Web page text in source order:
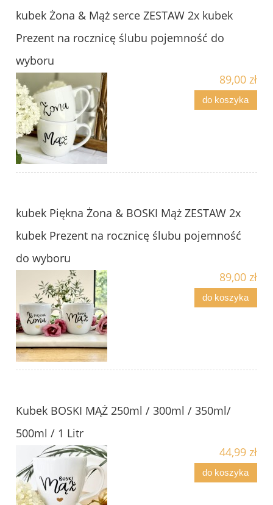
kubek Żona & Mąż serce ZESTAW 2x kubek
Prezent na rocznicę ślubu pojemność do
wyboru
89,00 zł
do koszyka
kubek Piękna Żona & BOSKI Mąż ZESTAW 2x
kubek Prezent na rocznicę ślubu pojemność
do wyboru
89,00 zł
do koszyka
Kubek BOSKI MĄŻ 250ml / 300ml / 350ml/
500ml / 1 Litr
44,99 zł
do koszyka